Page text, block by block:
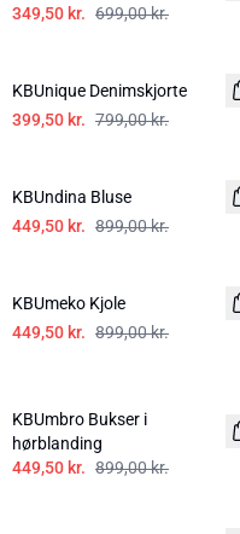
349,50 kr. 699,00 kr.
KBUnique Denimskjorte
399,50 kr. 799,00 kr.
KBUndina Bluse
449,50 kr. 899,00 kr.
KBUmeko Kjole
449,50 kr. 899,00 kr.
KBUmbro Bukser i
hørblanding
449,50 kr. 899,00 kr.